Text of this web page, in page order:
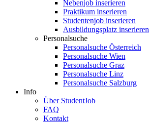
Nebenjob inserieren
Praktikum inserieren
Studentenjob inserieren
Ausbildungsplatz inserieren
Personalsuche
Personalsuche Österreich
Personalsuche Wien
Personalsuche Graz
Personalsuche Linz
Personalsuche Salzburg
Info
Über StudentJob
FAQ
Kontakt